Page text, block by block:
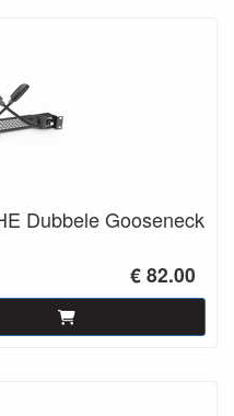
Dubbele Gooseneck
€ 82.00